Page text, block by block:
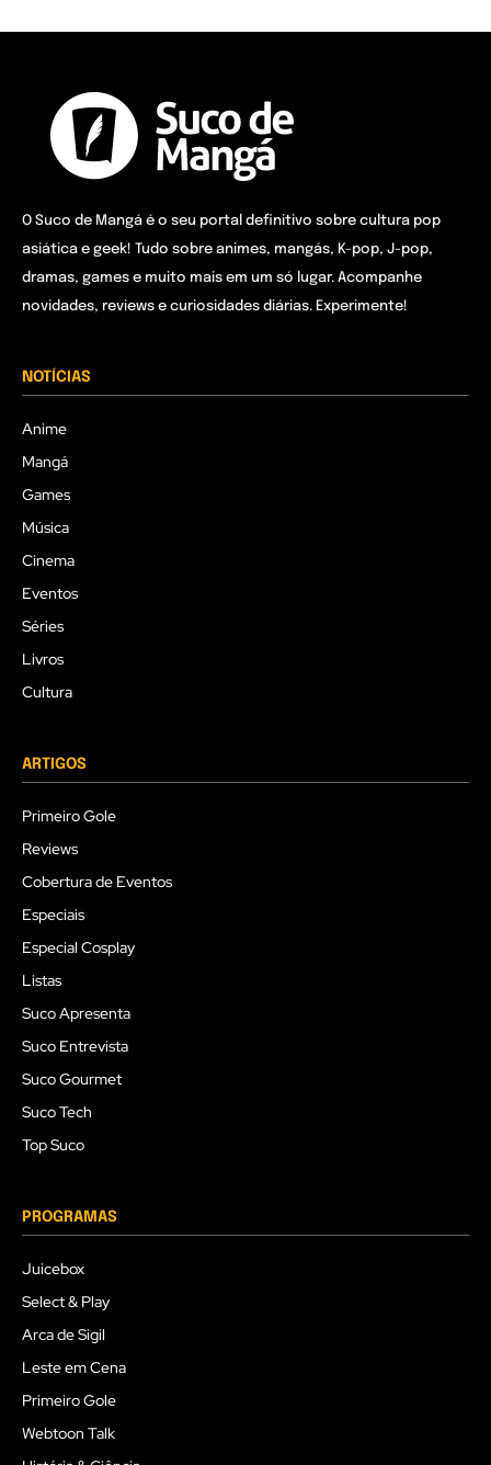
O Suco de Mangá é o seu portal definitivo sobre cultura pop
asiática e geek! Tudo sobre animes, mangás, K-pop, J-pop,
dramas, games e muito mais em um só lugar. Acompanhe
novidades, reviews e curiosidades diárias. Experimente!
NOTÍCIAS
Anime
Mangá
Games
Música
Cinema
Eventos
Séries
Livros
Cultura
ARTIGOS
Primeiro Gole
Reviews
Cobertura de Eventos
Especiais
Especial Cosplay
Listas
Suco Apresenta
Suco Entrevista
Suco Gourmet
Suco Tech
Top Suco
PROGRAMAS
Juicebox
Select & Play
Arca de Sigil
Leste em Cena
Primeiro Gole
Webtoon Talk